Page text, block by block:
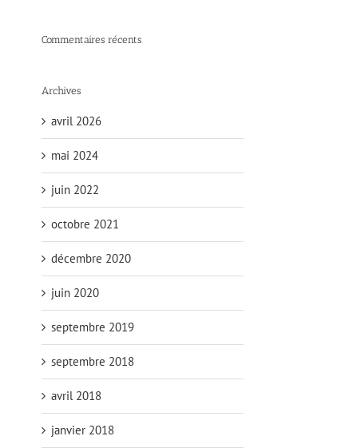
Commentaires récents
Archives
avril 2026
mai 2024
juin 2022
octobre 2021
décembre 2020
juin 2020
septembre 2019
septembre 2018
avril 2018
janvier 2018